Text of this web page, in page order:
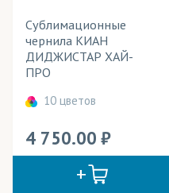
Сублимационные
чернила KИАН
ДИДЖИСТАР ХАЙ-
ПРО
10 цветов
4 750.00